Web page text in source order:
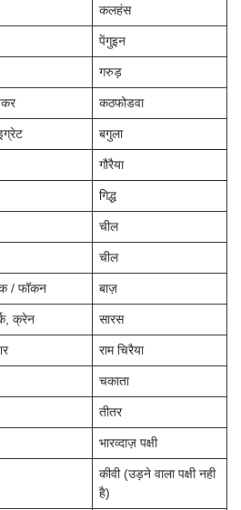
कलहंस
पेंगुइन
गरुड़
कठफोडवा
बगुला
गौरैया
गिद्ध
चील
चील
/ फॉकन बाज़
क्रेन सारस
राम चिरैया
चकाता
तीतर
भारव्दाज़ पक्षी
कीवी (उड़ने वाला पक्षी नही
है)